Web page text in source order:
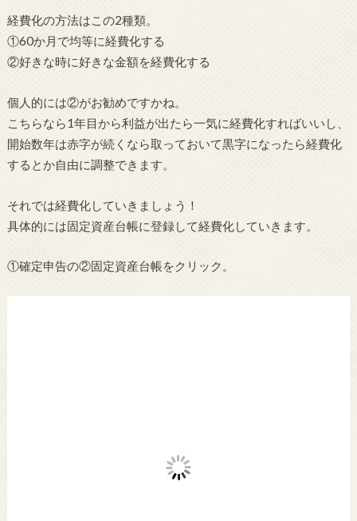
経費化の方法はこの2種類。
①60か月で均等に経費化する
②好きな時に好きな金額を経費化する
個人的には②がお勧めですかね。
こちらなら1年目から利益が出たら一気に経費化すればいいし、
開始数年は赤字が続くなら取っておいて黒字になったら経費化
するとか自由に調整できます。
それでは経費化していきましょう！
具体的には固定資産台帳に登録して経費化していきます。
①確定申告の②固定資産台帳をクリック。